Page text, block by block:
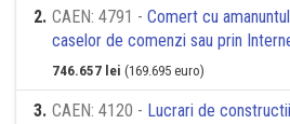
2. CAEN: 4791 - Comert cu
caselor de comenzi sau prin
746.657 lei (169.695 euro)
3. CAEN: 4120 - Lucrari de